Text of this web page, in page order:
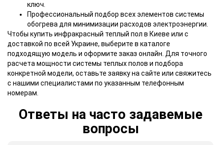
ключ.
Профессиональный подбор всех элементов системы
обогрева для минимизации расходов электроэнергии.
Чтобы купить инфракрасный теплый пол в Киеве или с
доставкой по всей Украине, выберите в каталоге
подходящую модель и оформите заказ онлайн. Для точного
расчета мощности системы теплых полов и подбора
конкретной модели, оставьте заявку на сайте или свяжитесь
с нашими специалистами по указанным телефонным
номерам.
Ответы на часто задавемые
вопросы